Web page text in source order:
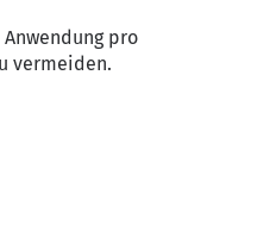
pro
vermeiden.